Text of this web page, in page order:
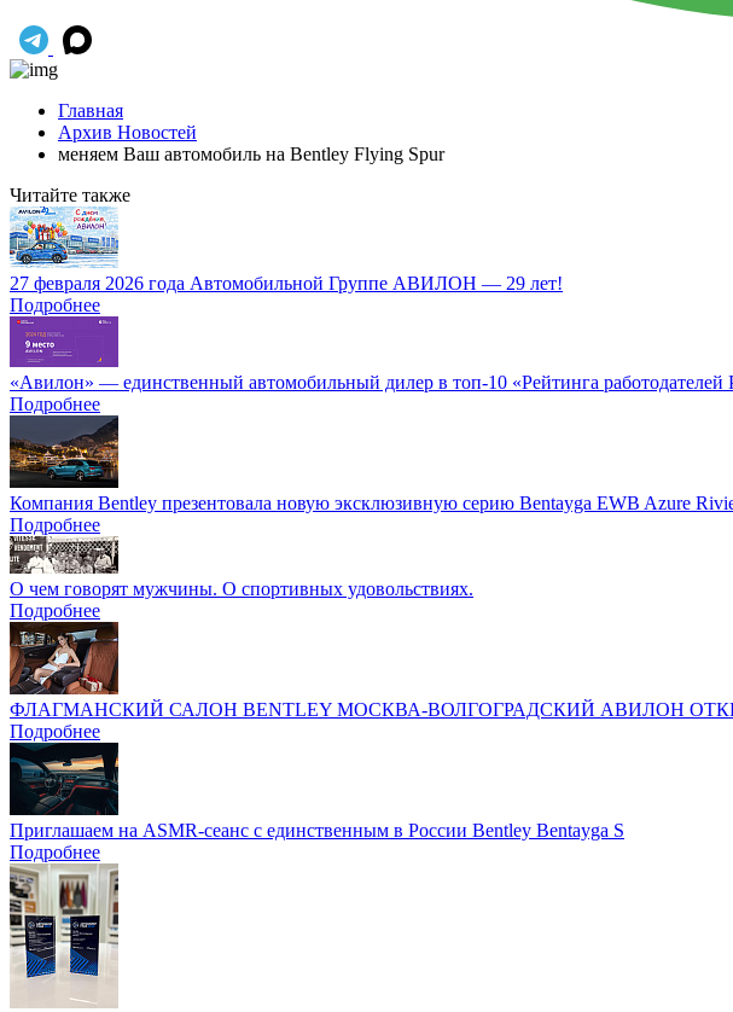
Главная
Архив Новостей
меняем Ваш автомобиль на Bentley Flying Spur
Читайте также
27 февраля 2026 года Автомобильной Группе АВИЛОН — 29 лет!
Подробнее
«Авилон» — единственный автомобильный дилер в топ-10 «Рейтинга работодателей
Подробнее
Компания Bentley презентовала новую эксклюзивную серию Bentayga EWB Azure
Подробнее
О чем говорят мужчины. О спортивных удовольствиях.
Подробнее
ФЛАГМАНСКИЙ САЛОН BENTLEY МОСКВА-ВОЛГОГРАДСКИЙ АВИЛОН
Подробнее
Приглашаем на ASMR-сеанс с единственным в России Bentley Bentayga S
Подробнее